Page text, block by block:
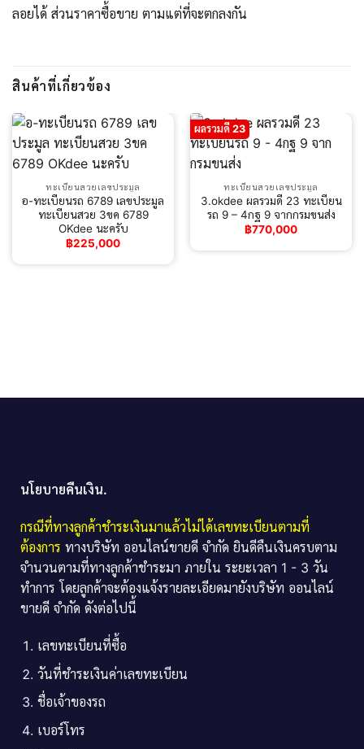
ลอยได้ ส่วนราคาซื้อขาย ตามแต่ที่จะตกลงกัน
สินค้าที่เกี่ยวข้อง
ทะเบียนสวยเลขประมูล
อ-ทะเบียนรถ 6789 เลขประมูล
ทะเบียนสวย 3ขค 6789
OKdee นะครับ
฿225,000
ผลรวมดี 23
ทะเบียนสวยเลขประมูล
3.okdee ผลรวมดี 23 ทะเบียน
รถ 9 – 4กฐ 9​ จากกรมขนส่ง
฿770,000
นโยบายคืนเงิน.
กรณีที่ทางลูกค้าชำระเงินมาแล้วไม่ได้เลขทะเบียนตามที่
ต้องการ ทางบริษัท ออนไลน์ขายดี จำกัด ยินดีคืนเงินครบตาม
จำนวนตามที่ทางลูกค้าชำระมา ภายใน ระยะเวลา 1 - 3 วัน
ทำการ โดยลูกค้าจะต้องแจ้งรายละเอียดมายังบริษัท ออนไลน์
ขายดี จำกัด ดังต่อไปนี้
เลขทะเบียนที่ซื้อ
วันที่ชำระเงินค่าเลขทะเบียน
ชื่อเจ้าของรถ
เบอร์โทร